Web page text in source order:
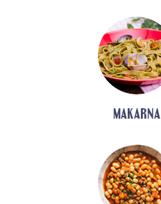
MAKARNA